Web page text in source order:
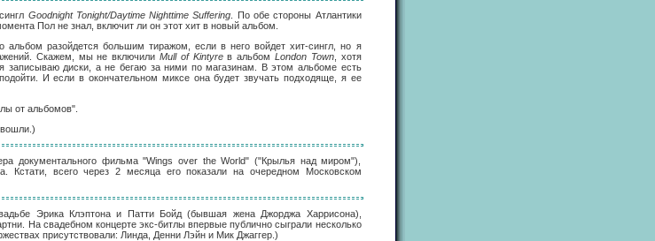
Goodnight Tonight/Daytime Nighttime Suffering . По обе стороны Атлантики
Пол не знал, включит ли он этот хит в новый альбом.
альбом разойдется большим тиражом, если в него войдет хит-сингл, но я
Скажем, мы не включили Mull of Kintyreв альбом London Town, хотя
записываю диски, а не бегаю за ними по магазинам. В этом альбоме есть
И если в окончательном миксе она будет звучать подходяще, я ее
от альбомов".
вошли.)
документального фильма "Wings over the World" ("Крылья над миром"),
Кстати, всего через 2 месяца его показали на очередном Московском
Эрика Клэптона и Патти Бойд (бывшая жена Джорджа Харрисона),
На свадебном концерте экс-битлы впервые публично сыграли несколько
присутствовали: Линда, Денни Лэйн и Мик Джаггер.)